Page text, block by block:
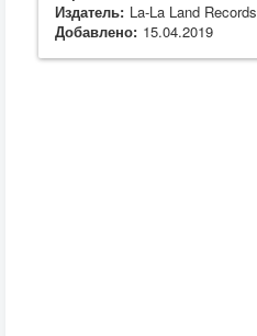
Издатель: La-La Land Records
Добавлено: 15.04.2019